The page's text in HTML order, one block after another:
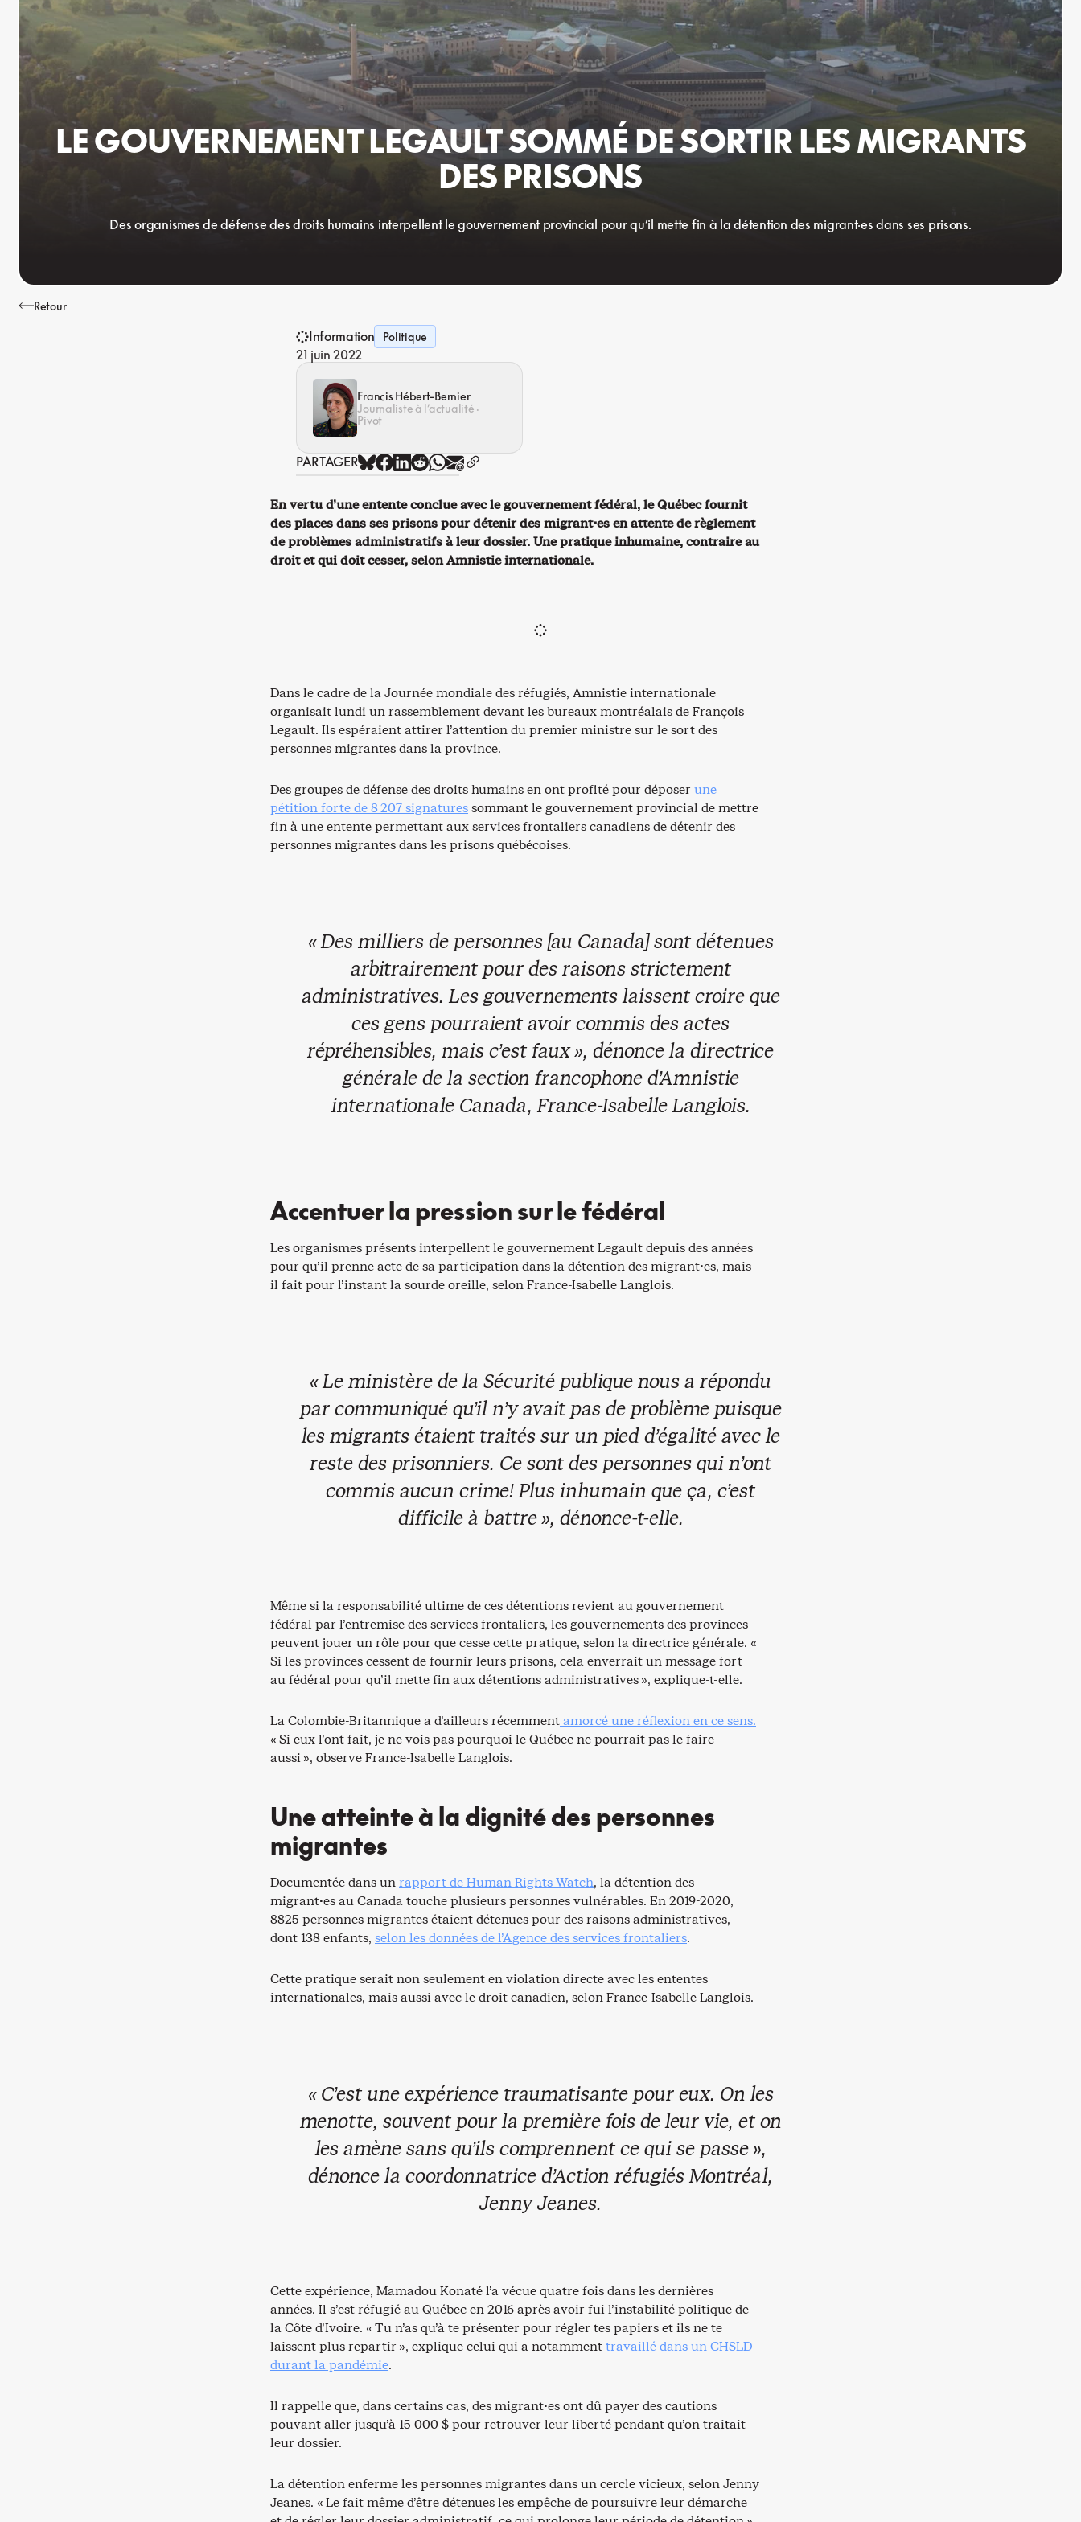
LE GOUVERNEMENT LEGAULT SOMMÉ DE SORTIR LES MIGRANTS
DES PRISONS
Des organismes de défense des droits humains interpellent le gouvernement provincial pour qu’il mette fin à la détention des migrant·es dans ses prisons.
Retour
Information Politique
21 juin 2022
Francis Hébert-Bernier
Journaliste à l’actualité ·
Pivot
PARTAGER
En vertu d’une entente conclue avec le gouvernement fédéral, le Québec fournit
des places dans ses prisons pour détenir des migrant·es en attente de règlement
de problèmes administratifs à leur dossier. Une pratique inhumaine, contraire au
droit et qui doit cesser, selon Amnistie internationale.
Dans le cadre de la Journée mondiale des réfugiés, Amnistie internationale
organisait lundi un rassemblement devant les bureaux montréalais de François
Legault. Ils espéraient attirer l’attention du premier ministre sur le sort des
personnes migrantes dans la province.
Des groupes de défense des droits humains en ont profité pour déposer une
pétition forte de 8 207 signaturessommant le gouvernement provincial de mettre
fin à une entente permettant aux services frontaliers canadiens de détenir des
personnes migrantes dans les prisons québécoises.
« Des milliers de personnes [au Canada] sont détenues
arbitrairement pour des raisons strictement
administratives. Les gouvernements laissent croire que
ces gens pourraient avoir commis des actes
répréhensibles, mais c’est faux », dénonce la directrice
générale de la section francophone d’Amnistie
internationale Canada, France-Isabelle Langlois.
Accentuer la pression sur le fédéral
Les organismes présents interpellent le gouvernement Legault depuis des années
pour qu’il prenne acte de sa participation dans la détention des migrant·es, mais
il fait pour l’instant la sourde oreille, selon France-Isabelle Langlois.
« Le ministère de la Sécurité publique nous a répondu
par communiqué qu’il n’y avait pas de problème puisque
les migrants étaient traités sur un pied d’égalité avec le
reste des prisonniers. Ce sont des personnes qui n’ont
commis aucun crime! Plus inhumain que ça, c’est
difficile à battre », dénonce-t-elle.
Même si la responsabilité ultime de ces détentions revient au gouvernement
fédéral par l’entremise des services frontaliers, les gouvernements des provinces
peuvent jouer un rôle pour que cesse cette pratique, selon la directrice générale. «
Si les provinces cessent de fournir leurs prisons, cela enverrait un message fort
au fédéral pour qu’il mette fin aux détentions administratives », explique-t-elle.
La Colombie-Britannique a d’ailleurs récemmentamorcé une réflexion en ce sens.
« Si eux l’ont fait, je ne vois pas pourquoi le Québec ne pourrait pas le faire
aussi », observe France-Isabelle Langlois.
Une atteinte à la dignité des personnes
migrantes
Documentée dans unrapport de Human Rights Watch, la détention des
migrant·es au Canada touche plusieurs personnes vulnérables. En 2019-2020,
8825 personnes migrantes étaient détenues pour des raisons administratives,
dont 138 enfants, selon les données de l’Agence des services frontaliers.
Cette pratique serait non seulement en violation directe avec les ententes
internationales, mais aussi avec le droit canadien, selon France-Isabelle Langlois.
« C’est une expérience traumatisante pour eux. On les
menotte, souvent pour la première fois de leur vie, et on
les amène sans qu’ils comprennent ce qui se passe »,
dénonce la coordonnatrice d’Action réfugiés Montréal,
Jenny Jeanes.
Cette expérience, Mamadou Konaté l’a vécue quatre fois dans les dernières
années. Il s’est réfugié au Québec en 2016 après avoir fui l’instabilité politique de
la Côte d’Ivoire. « Tu n’as qu’à te présenter pour régler tes papiers et ils ne te
laissent plus repartir », explique celui qui a notammenttravaillé dans un CHSLD
durant la pandémie.
Il rappelle que, dans certains cas, des migrant·es ont dû payer des cautions
pouvant aller jusqu’à 15 000 $ pour retrouver leur liberté pendant qu’on traitait
leur dossier.
La détention enferme les personnes migrantes dans un cercle vicieux, selon Jenny
Jeanes. « Le fait même d’être détenues les empêche de poursuivre leur démarche